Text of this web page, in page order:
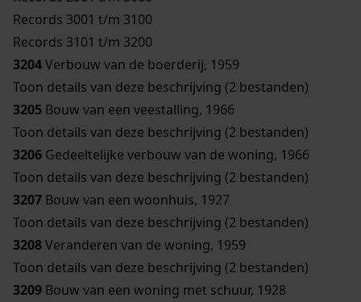
Records 3001 t/m 3100
Records 3101 t/m 3200
3204Verbouw van de boerderij, 1959
Toon details van deze beschrijving (2 bestanden)
3205 Bouw van een veestalling, 1966
Toon details van deze beschrijving (2 bestanden)
3206 Gedeeltelijke verbouw van de woning, 1966
Toon details van deze beschrijving (2 bestanden)
3207 Bouw van een woonhuis, 1927
Toon details van deze beschrijving (2 bestanden)
3208Veranderen van de woning, 1959
Toon details van deze beschrijving (2 bestanden)
3209 Bouw van een woning met schuur, 1928